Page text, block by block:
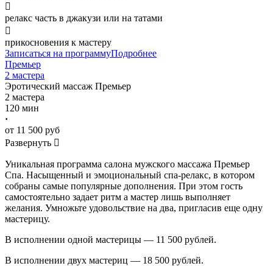

релакс часть в джакузи или на татами

прикосновения к мастеру
Записаться на программуПодробнее
Премьер
2 мастера
Эротический массаж Премьер
2 мастера
120 мин
·
от 11 500 руб
Развернуть 
Уникальная программа салона мужского массажа Премьер
Спа. Насыщенный и эмоциональный спа-релакс, в котором
собраны самые популярные дополнения. При этом гость
самостоятельно задает ритм а мастер лишь выполняет
желания. Умножьте удовольствие на два, пригласив еще одну
мастерицу.
В исполнении одной мастерицы — 11 500 рублей.
В исполнении двух мастериц — 18 500 рублей.